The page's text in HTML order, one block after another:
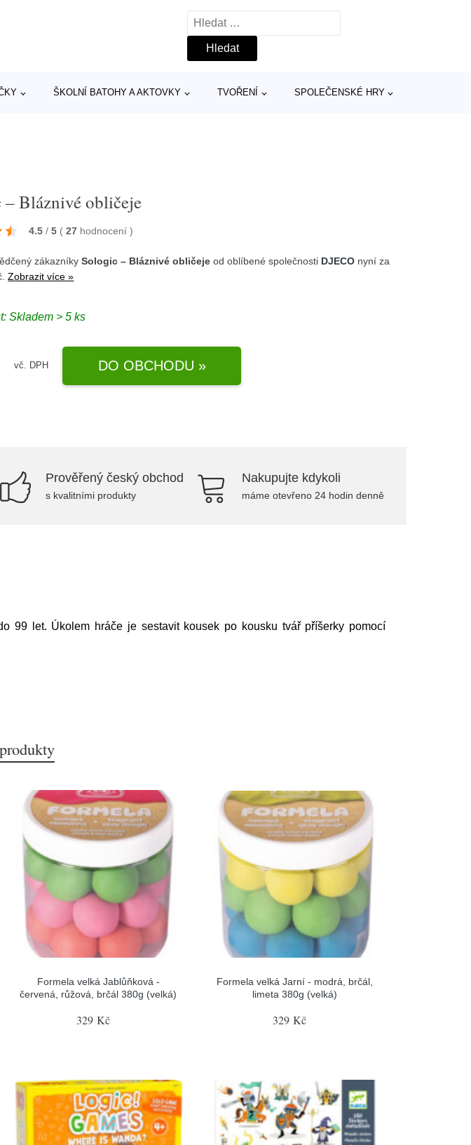
Vyhledávání
ŠKOLNÍ BATOHY A AKTOVKY TVOŘENÍ SPOLEČENSKÉ HRY
– Bláznivé obličeje
4.5 / 5 ( 27 hodnocení)
zákazníkySologic – Bláznivé obličeje od oblíbené společnosti DJECO nyní za
Zobrazit více »
Skladem > 5 ks
vč. DPH DO OBCHODU »
Prověřený český obchod
s kvalitními produkty
Nakupujte kdykoli
máme otevřeno 24 hodin denně
99 let. Úkolem hráče je sestavit kousek po kousku tvář příšerky pomocí
Formela velká Jablůňková -
červená, růžová, brčál 380g (velká)
329 Kč
Formela velká Jarní - modrá, brčál,
limeta 380g (velká)
329 Kč